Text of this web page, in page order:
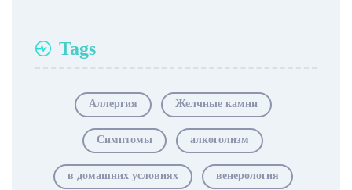
Tags
Аллергия Желчные камни
Симптомы алкоголизм
в домашних условиях венерология